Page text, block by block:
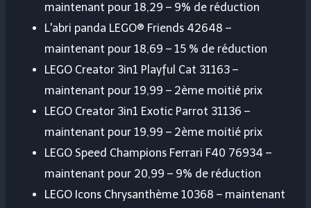
maintenant pour 18,29 – 9% de réduction
L'abri panda LEGO® Friends 42648 –
maintenant pour 18,69 – 15 % de réduction
LEGO Creator 3in1 Playful Cat 31163 –
maintenant pour 19,99 – 2ème moitié prix
LEGO Creator 3in1 Exotic Parrot 31136 –
maintenant pour 19,99 – 2ème moitié prix
LEGO Speed ​​​​Champions Ferrari F40 76934 –
maintenant pour 20,99 – 9% de réduction
LEGO Icons Chrysanthème 10368 – maintenant